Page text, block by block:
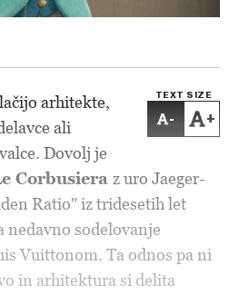
TEXT SIZE
- +
arhitekte,
ali
Dovolj je
Corbusiera z uro Jaeger-
Ratio" iz tridesetih let
nedavno sodelovanje
Vuittonom. Ta odnos pa ni
in arhitektura si delita